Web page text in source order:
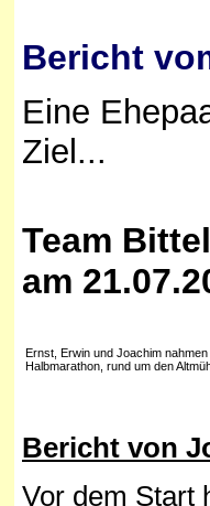
Bericht
Eine
Ziel...
Team
am
Ernst, Erwin und Joachim
Halbmarathon, rund um den
Bericht von
Vor dem Start